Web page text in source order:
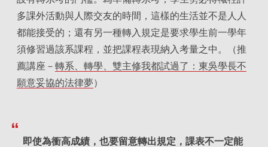
多課外活動與人際交友的時間，這樣的生活並不是人人
都能接受的；還有另一種轉入規定是要求學生前一學年
須修習過該系課程，並把課程表現納入考量之中。（推
薦講座－ 轉系、轉學、雙主修我都試過了：東吳學長不
願意妥協的法律夢）
即使為衝高成績，也要留意轉出規定，課表不一定能